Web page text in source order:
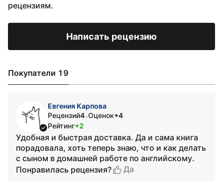
рецензиям.
Написать рецензию
Покупатели 19
Евгения Карпова
Рецензий4•Оценок+4
Рейтинг+2
Удобная и быстрая доставка. Да и сама книга
порадовала, хоть теперь знаю, что и как делать
с сыном в домашней работе по английскому.
Понравилась рецензия?
Да